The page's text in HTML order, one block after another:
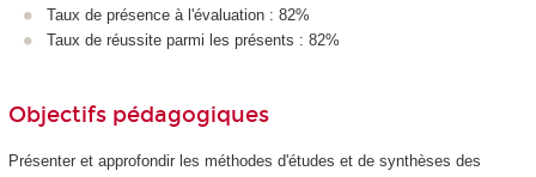
Taux de présence à l'évaluation : 82%
Taux de réussite parmi les présents : 82%
Objectifs pédagogiques
Présenter et approfondir les méthodes d'études et de synthèses des